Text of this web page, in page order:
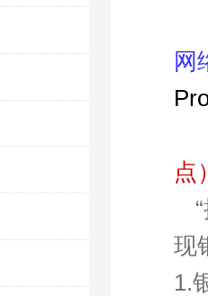
网
点
现
1.